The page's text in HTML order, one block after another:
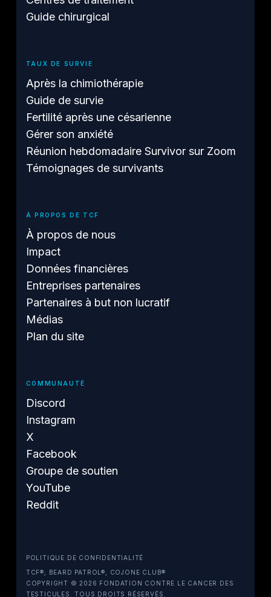
Guide chirurgical
TAUX DE SURVIE
Après la chimiothérapie
Guide de survie
Fertilité après une césarienne
Gérer son anxiété
Réunion hebdomadaire Survivor sur Zoom
Témoignages de survivants
À PROPOS DE TCF
À propos de nous
Impact
Données financières
Entreprises partenaires
Partenaires à but non lucratif
Médias
Plan du site
COMMUNAUTÉ
Discord
Instagram
X
Facebook
Groupe de soutien
YouTube
Reddit
POLITIQUE DE CONFIDENTIALITÉ
TCF®, BEARD PATROL®, COJONE CLUB®
COPYRIGHT © 2026 FONDATION CONTRE LE CANCER DES
TESTICULES. TOUS DROITS RÉSERVÉS.